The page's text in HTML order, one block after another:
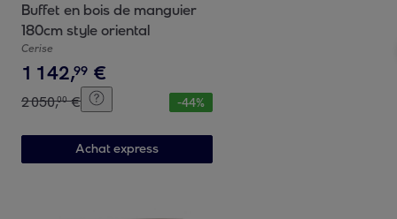
Buffet en bois de manguier
180cm style oriental
Cerise
1 142,99 €
2050,00 € -44%
Achat express